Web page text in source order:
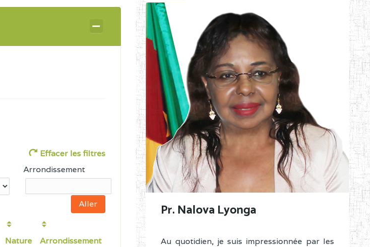
Effacer les filtres
Arrondissement
Nature Arrondissement
Pr. Nalova Lyonga
Au quotidien, je suis impressionnée par les